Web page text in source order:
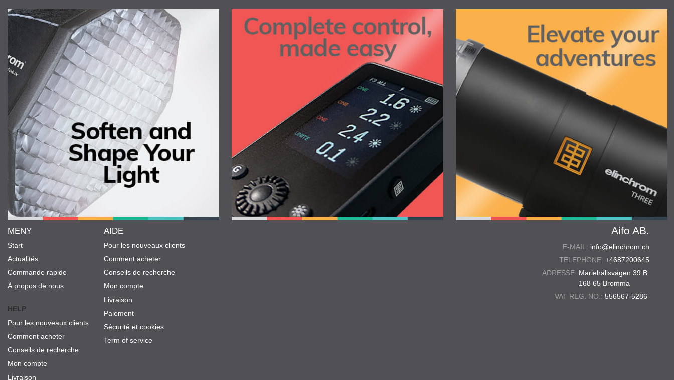
Aifo AB.
E-MAIL: info@elinchrom.ch
TELEPHONE: +4687200645
ADRESSE: Mariehällsvägen 39 B
168 65 Bromma
VAT REG. NO.: 556567-5286
MENY
Start
Actualités
Commande rapide
À propos de nous
HELP
Pour les nouveaux clients
Comment acheter
Conseils de recherche
Mon compte
Livraison
AIDE
Pour les nouveaux clients
Comment acheter
Conseils de recherche
Mon compte
Livraison
Paiement
Sécurité et cookies
Term of service